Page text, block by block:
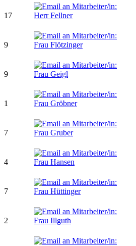
17
9
9
1
7
4
7
2